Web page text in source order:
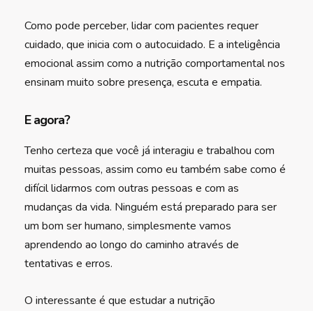
Como pode perceber, lidar com pacientes requer
cuidado, que inicia com o autocuidado. E a inteligência
emocional assim como a nutrição comportamental nos
ensinam muito sobre presença, escuta e empatia.
E agora?
Tenho certeza que você já interagiu e trabalhou com
muitas pessoas, assim como eu também sabe como é
difícil lidarmos com outras pessoas e com as
mudanças da vida. Ninguém está preparado para ser
um bom ser humano, simplesmente vamos
aprendendo ao longo do caminho através de
tentativas e erros.
O interessante é que estudar a nutrição